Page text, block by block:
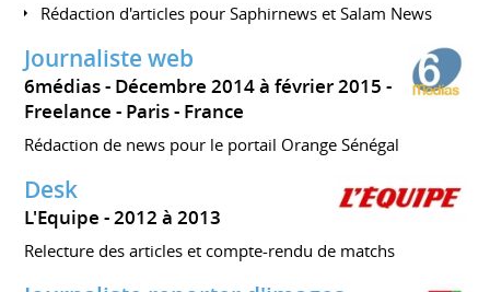
Rédaction d'articles pour Saphirnews et Salam News
Journaliste web
6médias
Décembre 2014 à février 2015
Freelance
Paris France
Rédaction de news pour le portail Orange Sénégal
Desk
L'Equipe 2012 à 2013
Relecture des articles et compte-rendu de matchs